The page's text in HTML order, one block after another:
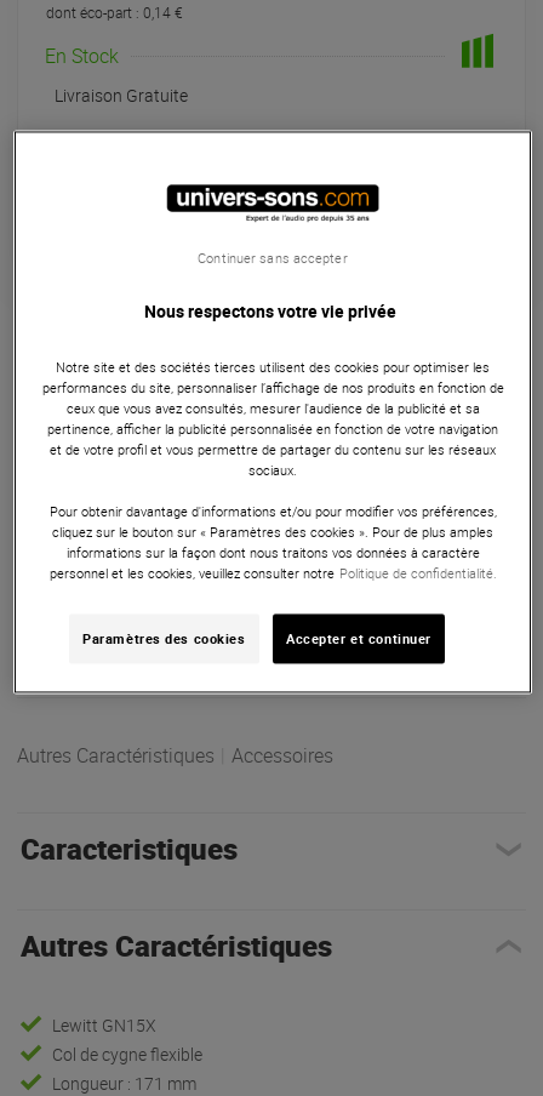
dont éco-part : 0,14 €
En Stock
Livraison Gratuite
Retrait magasin en 4 jour(s)
à Univers-sons
Garantie3 ans
Microphones
Col de cygne flexible, compact, longueur 171 mm, en métal,
ARTICLE N° 78538
Autres Caractéristiques Accessoires
Caracteristiques
Autres Caractéristiques
Lewitt GN15X
Col de cygne flexible
Longueur : 171 mm
Nous respectons votre vie privée
Notre site et des sociétés tierces utilisent des cookies pour optimiser les
performances du site, personnaliser l’affichage de nos produits en fonction de
ceux que vous avez consultés, mesurer l'audience de la publicité et sa
pertinence, afficher la publicité personnalisée en fonction de votre navigation
et de votre profil et vous permettre de partager du contenu sur les réseaux
sociaux.
Pour obtenir davantage d'informations et/ou pour modifier vos préférences,
cliquez sur le bouton sur « Paramètres des cookies ». Pour de plus amples
informations sur la façon dont nous traitons vos données à caractère
personnel et les cookies, veuillez consulter notre Politique de confidentialité.
Paramètres des cookies Accepter et continuer
Continuer sans accepter